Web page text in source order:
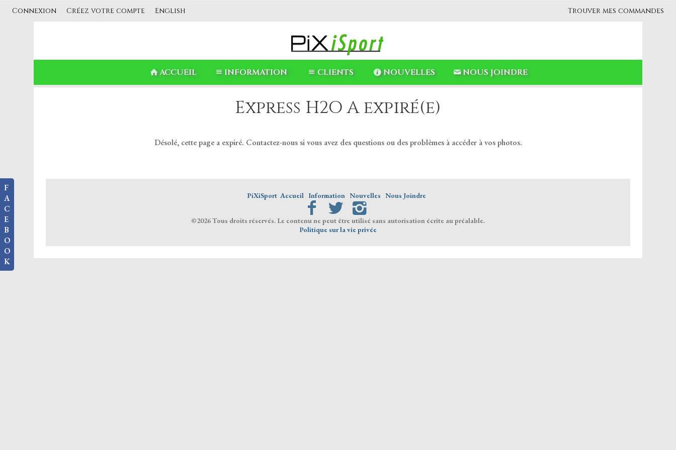
Connexion Créez votre compte English Trouver mes commandes
F
A
C
E
B
O
O
K
ACCUEIL INFORMATION CLIENTS NOUVELLES NOUS JOINDRE
Express H2O A expiré(e)
Désolé, cette page a expiré. Contactez-nous si vous avez des questions ou des problèmes à accéder à vos photos.
PiXiSport Accueil Information Nouvelles Nous Joindre
©2026 Tous droits réservés. Le contenu ne peut être utilisé sans autorisation écrite au préalable.
Politique sur la vie privée